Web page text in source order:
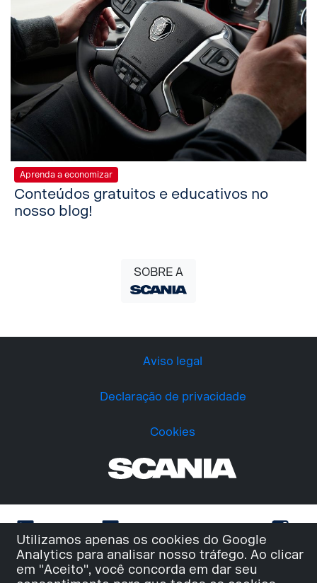
Utilizamos apenas os cookies do Google
Analytics para analisar nosso tráfego. Ao clicar
em "Aceito", você concorda em dar seu
Aprenda a economizar
Conteúdos gratuitos e educativos no
nosso blog!
SOBRE A
Aviso legal
Declaração de privacidade
Cookies